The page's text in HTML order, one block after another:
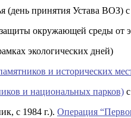
(день принятия Устава ВОЗ) с
окружающей среды от
экологических дней)
и исторических
и национальных парков)
с 1984 г.). Операция